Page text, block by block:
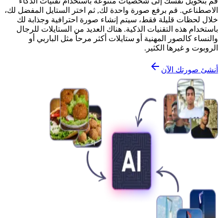
الاصطناعي. قم برفع صورة واحدة لك, ثم اختر الستايل المفضل لك،
خلال لحظات قليلة فقط، سيتم إنشاء صورة احترافية وجذابة لك
باستخدام هذه التقنيات الذكية. هناك العديد من الستايلات للرجال
والنساء كالصور المهنية أو ستايلات أكثر مرحاً مثل الباربي أو
الروبوت و غيرها الكثير.
أنشئ صورتك الآن